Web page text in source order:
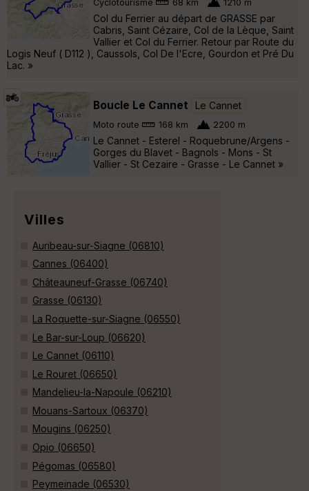
Cyclotourisme 68 km 1210 m
Col du Ferrier au départ de GRASSE par
Cabris, Saint Cézaire, Col de la Lèque, Saint
Vallier et Col du Ferrier. Retour par Route du
Logis Neuf ( D112 ), Caussols, Col De l'Ecre, Gourdon et Pré Du
Lac. »
Boucle Le Cannet Le Cannet
Moto route 168 km 2200 m
Le Cannet - Esterel - Roquebrune/Argens -
Gorges du Blavet - Bagnols - Mons - St
Vallier - St Cezaire - Grasse - Le Cannet »
Villes
Auribeau-sur-Siagne (06810)
Cannes (06400)
Châteauneuf-Grasse (06740)
Grasse (06130)
La Roquette-sur-Siagne (06550)
Le Bar-sur-Loup (06620)
Le Cannet (06110)
Le Rouret (06650)
Mandelieu-la-Napoule (06210)
Mouans-Sartoux (06370)
Mougins (06250)
Opio (06650)
Pégomas (06580)
Peymeinade (06530)